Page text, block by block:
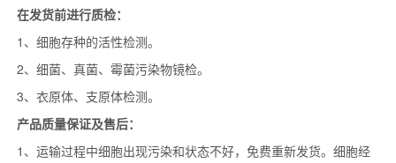
在发货前进行质检：
1、细胞存种的活性检测。
2、细菌、真菌、霉菌污染物镜检。
3、衣原体、支原体检测。
产品质量保证及售后：
1、运输过程中细胞出现污染和状态不好，免费重新发货。细胞经